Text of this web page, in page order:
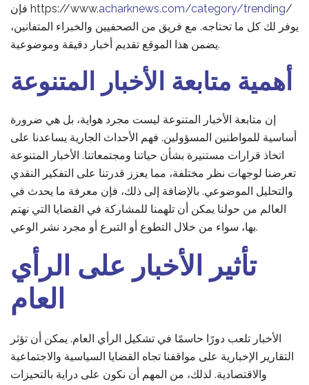
فإن https://www.acharknews.com/category/trending/
يوفر لك كل ما تحتاجه. مع فريق من الصحفيين والخبراء المتفانين،
يضمن هذا الموقع تقديم أخبار دقيقة وموضوعية.
أهمية متابعة الأخبار المتنوعة
إن متابعة الأخبار المتنوعة ليست مجرد هواية، بل هي ضرورة
أساسية للمواطنين المسؤولين. فهم الأحداث الجارية يساعدنا على
اتخاذ قرارات مستنيرة بشأن حياتنا ومجتمعاتنا. الأخبار المتنوعة
تعرضنا لوجهات نظر مختلفة، مما يعزز قدرتنا على التفكير النقدي
والتحليل الموضوعي. بالإضافة إلى ذلك، فإن معرفة ما يحدث في
العالم من حولنا يمكن أن تلهمنا للمشاركة في القضايا التي نهتم
بها، سواء من خلال التطوع أو التبرع أو مجرد نشر الوعي.
تأثير الأخبار على الرأي
العام
الأخبار تلعب دورًا حاسمًا في تشكيل الرأي العام. يمكن أن تؤثر
التقارير الإخبارية على مواقفنا تجاه القضايا السياسية والاجتماعية
والاقتصادية. لذلك، من المهم أن نكون على دراية بالتحيزات